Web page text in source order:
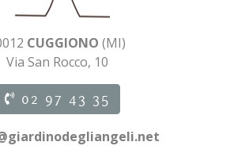
CUGGIONO (MI)
Via San Rocco, 10
02 97 43 35